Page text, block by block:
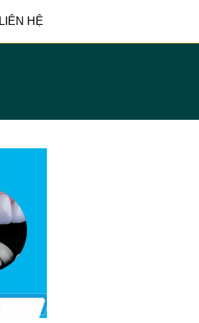
LIÊN HỆ